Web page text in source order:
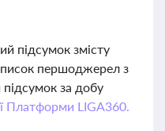
підсумок змісту
першоджерел з
за добу
Платформи LIGA360.